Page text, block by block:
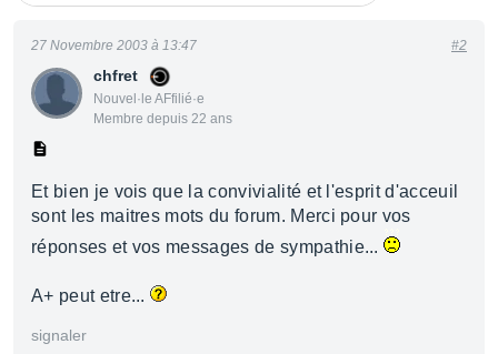
chfret
Nouvel·le AFfilié·e
Membre depuis 22 ans
27 Novembre 2003 à 13:47 #2
Et bien je vois que la convivialité et l'esprit d'acceuil
sont les maitres mots du forum. Merci pour vos
réponses et vos messages de sympathie...
A+ peut etre...
signaler